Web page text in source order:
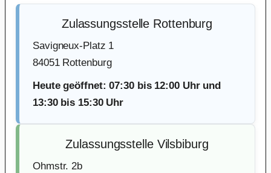
Zulassungsstelle Rottenburg
Savigneux-Platz 1
84051 Rottenburg
Heute geöffnet: 07:30 bis 12:00 Uhr und
13:30 bis 15:30 Uhr
Zulassungsstelle Vilsbiburg
Ohmstr. 2b